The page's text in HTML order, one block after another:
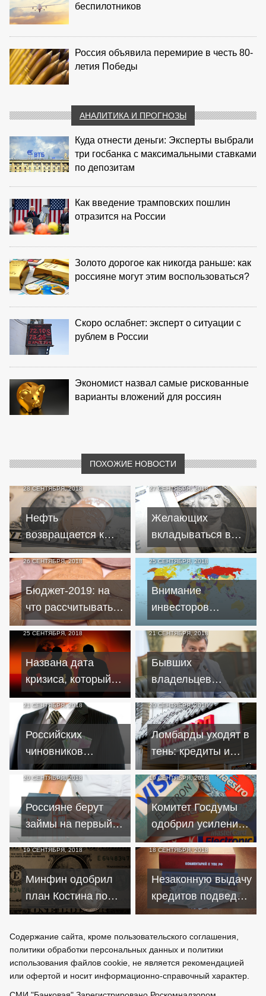
беспилотников
Россия объявила перемирие в честь 80-
летия Победы
АНАЛИТИКА И ПРОГНОЗЫ
Куда отнести деньги: Эксперты выбрали
три госбанка с максимальными ставками
по депозитам
Как введение трамповских пошлин
отразится на России
Золото дорогое как никогда раньше: как
россияне могут этим воспользоваться?
Скоро ослабнет: эксперт о ситуации с
рублем в России
Экономист назвал самые рискованные
варианты вложений для россиян
ПОХОЖИЕ НОВОСТИ
28 СЕНТЯБРЯ, 2018
Нефть
возвращается к
поддержке рубля
27 СЕНТЯБРЯ, 2018
Желающих
вкладываться в
госдолг США
становится все
меньше
26 СЕНТЯБРЯ, 2018
Бюджет-2019: на
что рассчитывать
украинцам
25 СЕНТЯБРЯ, 2018
Внимание
инвесторов
сконцентрировано
на геополитике и
нефтяных ценах
25 СЕНТЯБРЯ, 2018
Названа дата
кризиса, который
уничтожит
глобальную
экономику
21 СЕНТЯБРЯ, 2018
Бывших
владельцев
лопнувших банков
могут обязать
погашать долги
ФГВФЛ
21 СЕНТЯБРЯ, 2018
Российских
чиновников
простимулируют
солидными
прибавками к
жалованью
20 СЕНТЯБРЯ, 2018
Ломбарды уходят в
тень: кредиты и
залоги без гарантий
20 СЕНТЯБРЯ, 2018
Россияне берут
займы на первый
взнос по
ипотечному кредиту
19 СЕНТЯБРЯ, 2018
Комитет Госдумы
одобрил усиление
контроля за
картами
иностранных
банков
19 СЕНТЯБРЯ, 2018
Минфин одобрил
план Костина по
дедоларизации
экономики
18 СЕНТЯБРЯ, 2018
Незаконную выдачу
кредитов подведут
под уголовную
Содержание сайта, кроме пользовательского соглашения,
политики обработки персональных данных и политики
использования файлов cookie, не является рекомендацией
или офертой и носит информационно-справочный характер.